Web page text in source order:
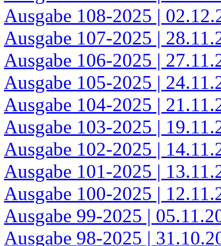
Ausgabe 108-2025 |
Ausgabe 107-2025 |
Ausgabe 106-2025 |
Ausgabe 105-2025 |
Ausgabe 104-2025 |
Ausgabe 103-2025 |
Ausgabe 102-2025 |
Ausgabe 101-2025 |
Ausgabe 100-2025 |
Ausgabe 99-2025 |
Ausgabe 98-2025 |